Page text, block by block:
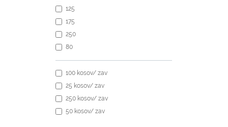
125
175
250
80
100 kosov/ zav
25 kosov/ zav
250 kosov/ zav
50 kosov/ zav